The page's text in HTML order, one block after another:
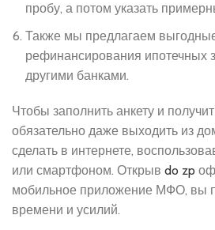
пробу, а потом указать
Также мы предлагаем
рефинансирования ипотечных
другими банками.
Чтобы заполнить анкету и
обязательно даже выходить из
сделать в интернете,
или смартфоном. Открыв do zp
мобильное приложение МФО, вы
времени и усилий.